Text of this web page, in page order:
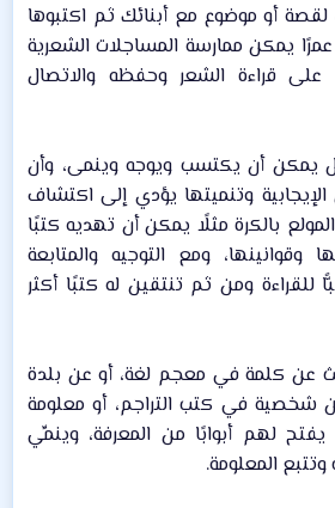
لقصة أو موضوع مع أبنائك ثم اكتبوها
عمرًا يمكن ممارسة المساجلات الشعرية
على قراءة الشعر وحفظه والاتصال
يمكن أن يكتسب ويوجه وينمى، وأن
وتنميتها يؤدي إلى اكتشاف
بالكرة مثلًا يمكن أن تهديه كتبًا
وقوانينها، ومع التوجيه والمتابعة
للقراءة ومن ثم تنتقين له كتبًا أكثر
عن كلمة في معجم لغة، أو عن بلدة
شخصية في كتب التراجم، أو معلومة
لهم أبوابًا من المعرفة، وينمِّي
المعلومة.​